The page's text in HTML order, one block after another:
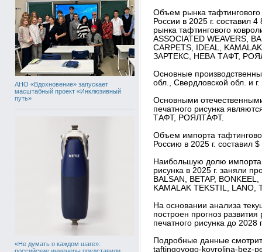
АНО «Вдохновение» запускает
масштабный проект «Инклюзивный
путь»
«Не думать о каждом шаге»:
Объем рынка тафтингового
России в 2025 г. составил
рынка тафтингового
ASSOCIATED WEAVERS,
CARPETS, IDEAL,
ЗАРТЕКС, НЕВА ТАФТ,
Основные
обл., Свердловской обл. и
Основными
печатного рисунка
ТАФТ, РОЯЛТАФТ.
Объем импорта
Россию в 2025 г. составил
Наибольшую долю импорта
рисунка в 2025 г. заняли
BALSAN, BETAP,
KAMALAK TEKSTIL, LANO,
На основании анализа
построен прогноз
печатного рисунка до 2028
Подробные данные
taftingovogo-kovrolina-bez-